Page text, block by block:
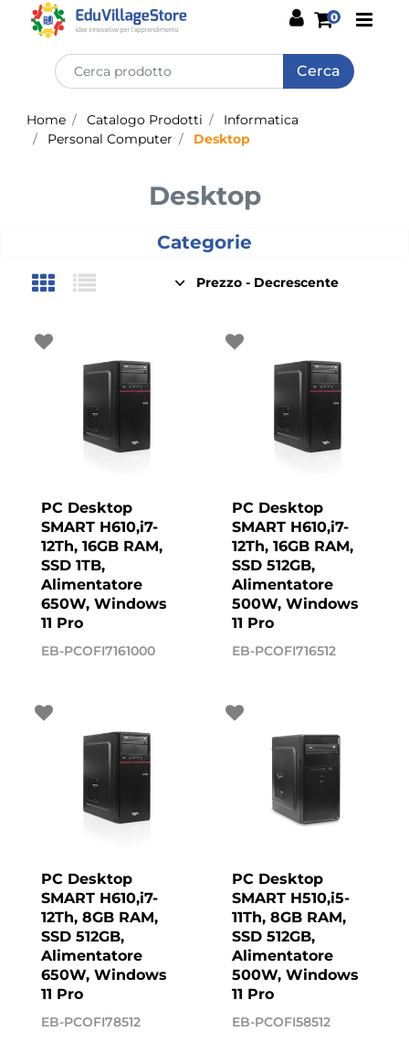
0
Home Catalogo Prodotti
Informatica
Personal Computer
Desktop
Desktop
Categorie
PC Desktop
SMART H610,i7-
12Th, 16GB RAM,
SSD 1TB,
Alimentatore
650W, Windows
11 Pro
EB-PCOFI7161000
PC Desktop
SMART H610,i7-
12Th, 16GB RAM,
SSD 512GB,
Alimentatore
500W, Windows
11 Pro
EB-PCOFI716512
PC Desktop
SMART H610,i7-
12Th, 8GB RAM,
SSD 512GB,
Alimentatore
650W, Windows
11 Pro
EB-PCOFI78512
PC Desktop
SMART H510,i5-
11Th, 8GB RAM,
SSD 512GB,
Alimentatore
500W, Windows
11 Pro
EB-PCOFI58512